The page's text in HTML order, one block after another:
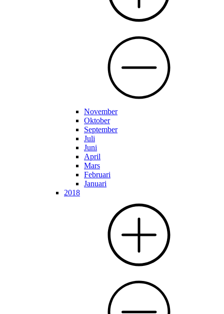
November
Oktober
September
Juli
Juni
April
Mars
Februari
Januari
2018